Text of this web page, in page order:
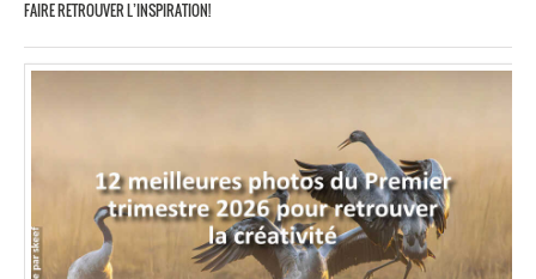
FAIRE RETROUVER L’INSPIRATION!